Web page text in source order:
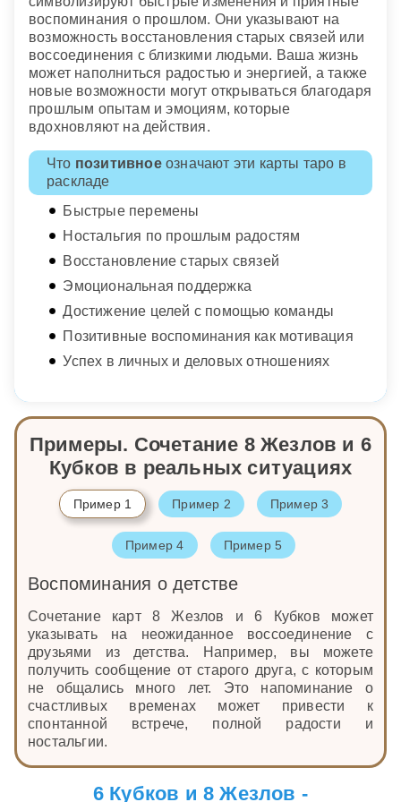
воспоминания о прошлом. Они указывают на
возможность восстановления старых связей или
воссоединения с близкими людьми. Ваша жизнь
может наполниться радостью и энергией, а также
новые возможности могут открываться благодаря
прошлым опытам и эмоциям, которые
вдохновляют на действия.
Что позитивноеозначают эти карты таро в
раскладе
Быстрые перемены
Ностальгия по прошлым радостям
Восстановление старых связей
Эмоциональная поддержка
Достижение целей с помощью команды
Позитивные воспоминания как мотивация
Успех в личных и деловых отношениях
Примеры. Сочетание 8 Жезлов и 6
Кубков в реальных ситуациях
Пример 1 Пример 2 Пример 3
Пример 4 Пример 5
Воспоминания о детстве
Сочетание карт 8 Жезлов и 6 Кубков может
указывать на неожиданное воссоединение с
друзьями из детства. Например, вы можете
получить сообщение от старого друга, с которым
не общались много лет. Это напоминание о
счастливых временах может привести к
спонтанной встрече, полной радости и
ностальгии.
6 Кубков и 8 Жезлов -